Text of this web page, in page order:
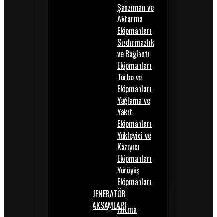
Şanzıman ve
Aktarma
Ekipmanları
Sızdırmazlık
ve Bağlantı
Ekipmanları
Turbo ve
Ekipmanları
Yağlama ve
Yakıt
Ekipmanları
Yükleyici ve
Kazıyıcı
Ekipmanları
Yürüyüş
Ekipmanları
JENERATÖR
AKSAMLARIIsıtma